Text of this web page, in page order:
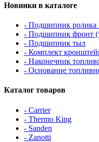
Новинки в каталоге
- Подшипник ролика
- Подшипник фронт
- Подшипник тыл
- Комплект
- Наконечник
- Основание
Каталог товаров
- Carrier
- Thermo King
- Sanden
- Zanotti